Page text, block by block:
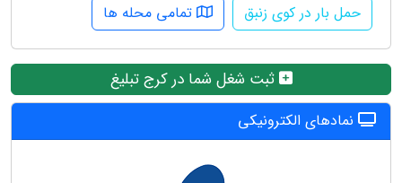
حمل بار در کوی زنبق
تمامی محله ها
ثبت شغل شما در کرج تبلیغ
نمادهای الکترونیکی